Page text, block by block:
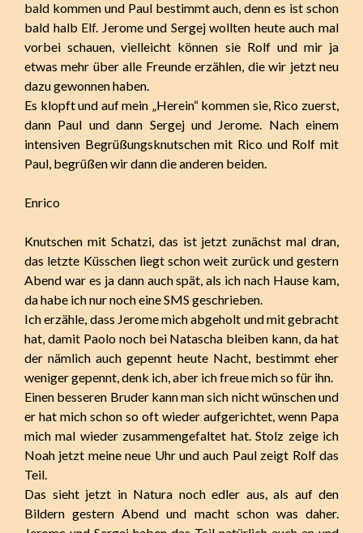
bald kommen und Paul bestimmt auch, denn es ist schon
bald halb Elf. Jerome und Sergej wollten heute auch mal
vorbei schauen, vielleicht können sie Rolf und mir ja
etwas mehr über alle Freunde erzählen, die wir jetzt neu
dazu gewonnen haben.
Es klopft und auf mein „Herein“ kommen sie, Rico zuerst,
dann Paul und dann Sergej und Jerome. Nach einem
intensiven Begrüßungsknutschen mit Rico und Rolf mit
Paul, begrüßen wir dann die anderen beiden.
Enrico
Knutschen mit Schatzi, das ist jetzt zunächst mal dran,
das letzte Küsschen liegt schon weit zurück und gestern
Abend war es ja dann auch spät, als ich nach Hause kam,
da habe ich nur noch eine SMS geschrieben.
Ich erzähle, dass Jerome mich abgeholt und mit gebracht
hat, damit Paolo noch bei Natascha bleiben kann, da hat
der nämlich auch gepennt heute Nacht, bestimmt eher
weniger gepennt, denk ich, aber ich freue mich so für ihn.
Einen besseren Bruder kann man sich nicht wünschen und
er hat mich schon so oft wieder aufgerichtet, wenn Papa
mich mal wieder zusammengefaltet hat. Stolz zeige ich
Noah jetzt meine neue Uhr und auch Paul zeigt Rolf das
Teil.
Das sieht jetzt in Natura noch edler aus, als auf den
Bildern gestern Abend und macht schon was daher.